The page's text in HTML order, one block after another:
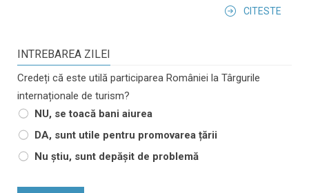
CITESTE
INTREBAREA ZILEI
Credeți că este utilă participarea României la Târgurile
internaționale de turism?
NU, se toacă bani aiurea
DA, sunt utile pentru promovarea țării
Nu știu, sunt depășit de problemă